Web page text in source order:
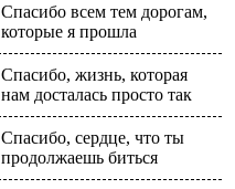
Спасибо всем тем дорогам,
которые я прошла
Спасибо, жизнь, которая
нам досталась просто так
Спасибо, сердце, что ты
продолжаешь биться